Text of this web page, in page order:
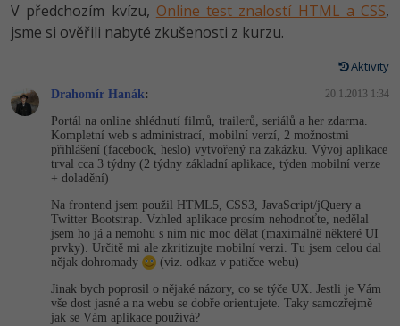
Copywriter
SEO specialista
Algoritmy -41%
Pro děti
Více
Fórum
Time management
Linux
Sítě
Kybernetická bezpečnost
Elektronický podpis
Fórum
Ostatní
Příběhy absolventů
Kariéra
Pro firmy
V předchozím kvízu, Online test znalostí HTML a CSS,
jsme si ověřili nabyté zkušenosti z kurzu.
Aktivity
Drahomír Hanák: 20.1.2013 1:34
Portál na online shlédnutí filmů, trailerů, seriálů a her zdarma.
Kompletní web s administrací, mobilní verzí, 2 možnostmi
přihlášení (facebook, heslo) vytvořený na zakázku. Vývoj aplikace
trval cca 3 týdny (2 týdny základní aplikace, týden mobilní verze
+ doladění)
Na frontend jsem použil HTML5, CSS3, JavaScript/jQuery a
Twitter Bootstrap. Vzhled aplikace prosím nehodnoťte, nedělal
jsem ho já a nemohu s nim nic moc dělat (maximálně některé UI
prvky). Určitě mi ale zkritizujte mobilní verzi. Tu jsem celou dal
nějak dohromady
(viz. odkaz v patičce webu)
Jinak bych poprosil o nějaké názory, co se týče UX. Jestli je Vám
vše dost jasné a na webu se dobře orientujete. Taky samozřejmě
jak se Vám aplikace používá?